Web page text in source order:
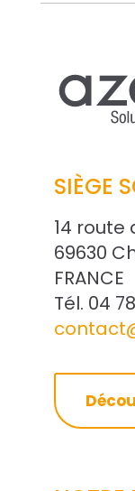
SIÈGE
14 route
69630
FRANCE
Tél. 04